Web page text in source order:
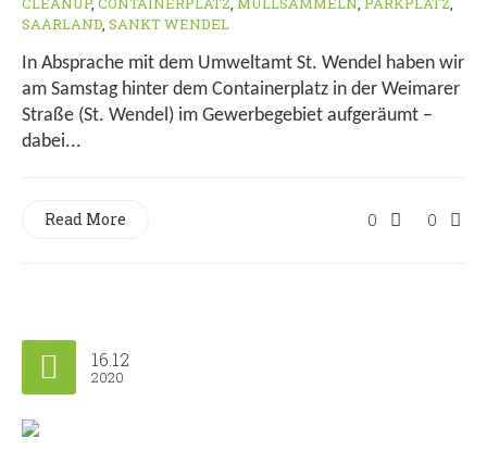
SAARLAND, SANKT WENDEL
In Absprache mit dem Umweltamt St. Wendel haben wir
am Samstag hinter dem Containerplatz in der Weimarer
Straße (St. Wendel) im Gewerbegebiet aufgeräumt –
dabei...
0 0
Read More
16.12
2020